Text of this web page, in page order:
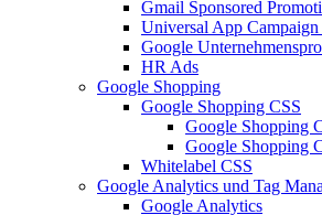
Gmail Sponsored
Universal App
Google
HR Ads
Google Shopping
Google Shopping CSS
Google Shopping
Google Shopping
Whitelabel CSS
Google Analytics und Tag
Google Analytics